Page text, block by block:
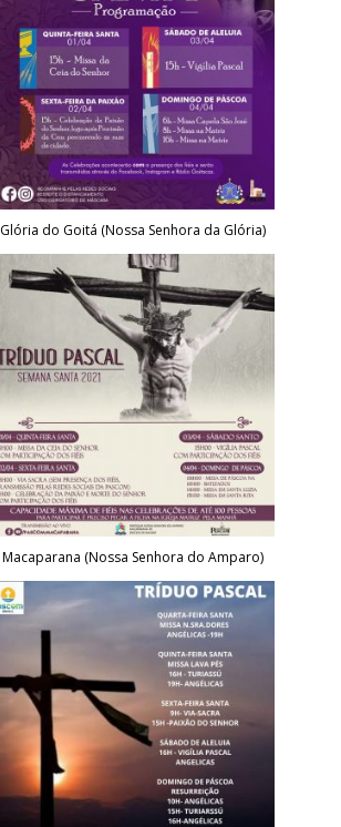
Glória do Goitá (Nossa Senhora da Glória)
Macaparana (Nossa Senhora do Amparo)